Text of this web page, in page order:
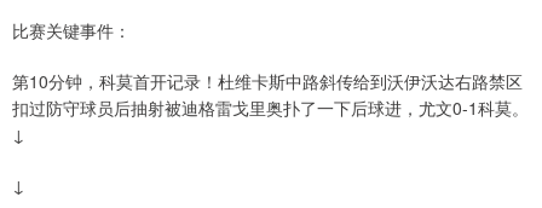
比赛关键事件：
第10分钟，科莫首开记录！杜维卡斯中路斜传给到沃伊沃达右路禁区
扣过防守球员后抽射被迪格雷戈里奥扑了一下后球进，尤文0-1科莫。
↓
↓